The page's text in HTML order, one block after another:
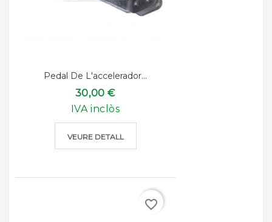
Pedal De L'accelerador...
30,00 €
IVA inclòs
VEURE DETALL
favorite_border